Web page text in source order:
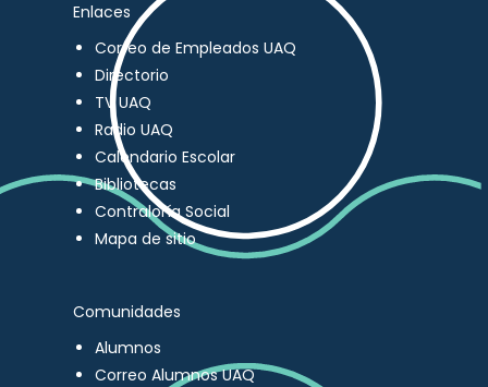
Enlaces
Correo de Empleados UAQ
Directorio
TV UAQ
Radio UAQ
Calendario Escolar
Bibliotecas
Contraloría Social
Mapa de sitio
Comunidades
Alumnos
Correo Alumnos UAQ